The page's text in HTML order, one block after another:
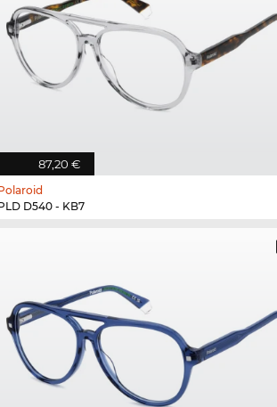
87,20 €
D540 - KB7